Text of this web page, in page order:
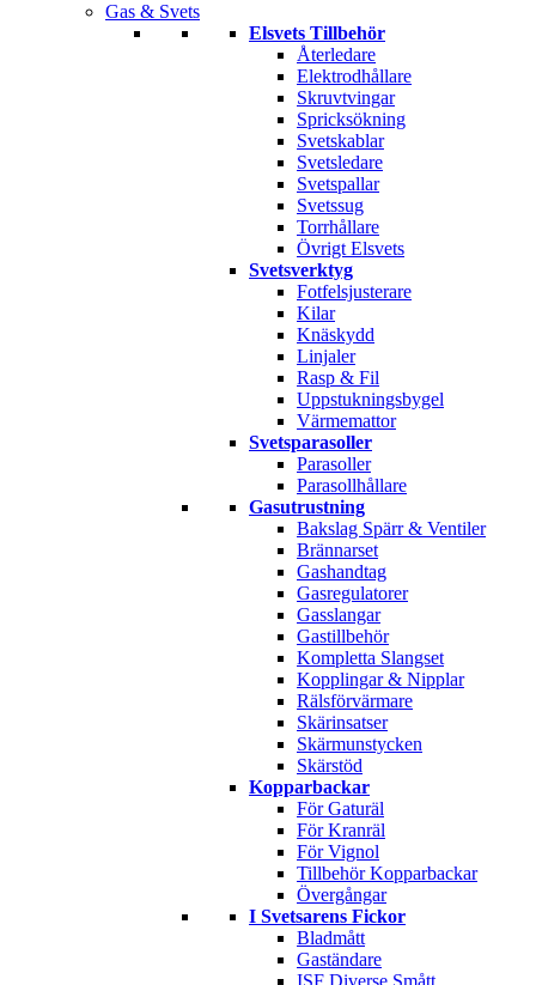
Gas & Svets
Elsvets Tillbehör
Återledare
Elektrodhållare
Skruvtvingar
Spricksökning
Svetskablar
Svetsledare
Svetspallar
Svetssug
Torrhållare
Övrigt Elsvets
Svetsverktyg
Fotfelsjusterare
Kilar
Knäskydd
Linjaler
Rasp & Fil
Uppstukningsbygel
Värmemattor
Svetsparasoller
Parasoller
Parasollhållare
Gasutrustning
Bakslag Spärr & Ventiler
Brännarset
Gashandtag
Gasregulatorer
Gasslangar
Gastillbehör
Kompletta Slangset
Kopplingar & Nipplar
Rälsförvärmare
Skärinsatser
Skärmunstycken
Skärstöd
Kopparbackar
För Gaturäl
För Kranräl
För Vignol
Tillbehör Kopparbackar
Övergångar
I Svetsarens Fickor
Bladmått
Gaständare